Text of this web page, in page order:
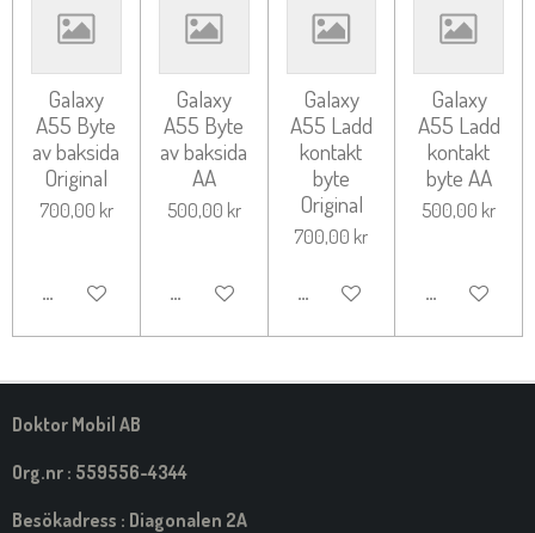
Galaxy
A55 Byte
av baksida
Original
700,00 kr
LÄGG TILL I VARUKORG
Galaxy
A55 Byte
av baksida
AA
500,00 kr
LÄGG TILL I VARUKORG
Galaxy
A55 Ladd
kontakt
byte
Original
700,00 kr
LÄGG TILL I VARUKORG
Galaxy
A55 Ladd
kontakt
byte AA
500,00 kr
LÄGG TILL I
Doktor Mobil AB
Org.nr : 559556-4344
Besökadress : Diagonalen 2A